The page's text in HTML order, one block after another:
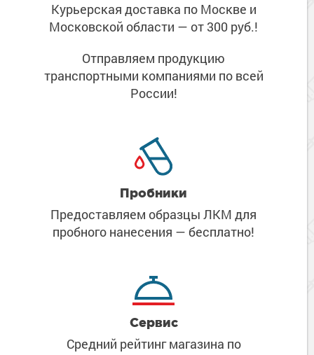
Курьерская доставка по Москве и
Московской области — от 300 руб.!
Отправляем продукцию
транспортными компаниями по всей
России!
Пробники
Предоставляем образцы ЛКМ для
пробного нанесения — бесплатно!
Сервис
Средний рейтинг магазина по